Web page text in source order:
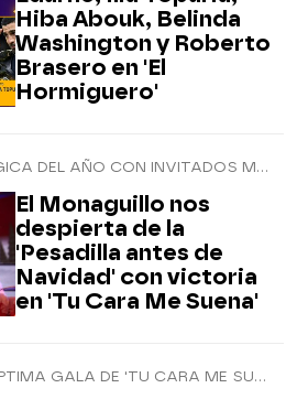
Hiba Abouk, Belinda
Washington y Roberto
Brasero en 'El
Hormiguero'
LA GALA MÁS MÁGICA DEL AÑO CON INVITADOS MUY ESPECIALES
El Monaguillo nos
despierta de la
'Pesadilla antes de
Navidad' con victoria
en 'Tu Cara Me Suena'
CRÓNICA DE LA SÉPTIMA GALA DE 'TU CARA ME SUENA'